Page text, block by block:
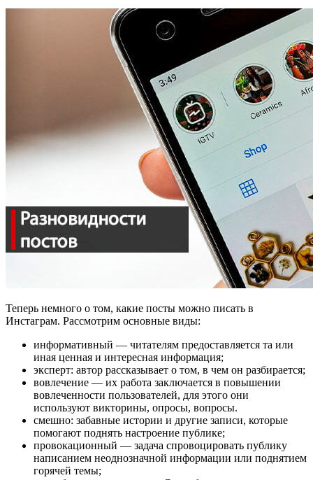
Теперь немного о том, какие посты можно писать в
Инстаграм. Рассмотрим основные виды:
информативный — читателям предоставляется та или
иная ценная и интересная информация;
эксперт: автор рассказывает о том, в чем он разбирается;
вовлечение — их работа заключается в повышении
вовлеченности пользователей, для этого они
используют викторины, опросы, вопросы.
смешно: забавные истории и другие записи, которые
помогают поднять настроение публике;
провокационный — задача спровоцировать публику
написанием неоднозначной информации или поднятием
горячей темы;